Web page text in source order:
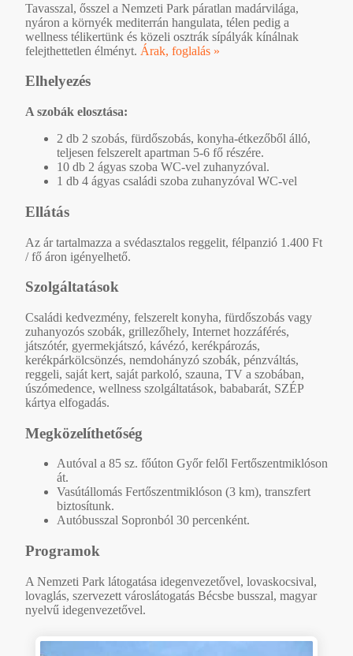
Tavasszal, ősszel a Nemzeti Park páratlan madárvilága,
nyáron a környék mediterrán hangulata, télen pedig a
wellness télikertünk és közeli osztrák sípályák kínálnak
felejthettetlen élményt. Árak, foglalás »
Elhelyezés
A szobák elosztása:
2 db 2 szobás, fürdőszobás, konyha-étkezőből álló,
teljesen felszerelt apartman 5-6 fő részére.
10 db 2 ágyas szoba WC-vel zuhanyzóval.
1 db 4 ágyas családi szoba zuhanyzóval WC-vel
Ellátás
Az ár tartalmazza a svédasztalos reggelit, félpanzió 1.400 Ft
/ fő áron igényelhető.
Szolgáltatások
Családi kedvezmény, felszerelt konyha, fürdőszobás vagy
zuhanyozós szobák, grillezőhely, Internet hozzáférés,
játszótér, gyermekjátszó, kávézó, kerékpározás,
kerékpárkölcsönzés, nemdohányzó szobák, pénzváltás,
reggeli, saját kert, saját parkoló, szauna, TV a szobában,
úszómedence, wellness szolgáltatások, bababarát, SZÉP
kártya elfogadás.
Megközelíthetőség
Autóval a 85 sz. főúton Győr felől Fertőszentmiklóson
át.
Vasútállomás Fertőszentmiklóson (3 km), transzfert
biztosítunk.
Autóbusszal Sopronból 30 percenként.
Programok
A Nemzeti Park látogatása idegenvezetővel, lovaskocsival,
lovaglás, szervezett városlátogatás Bécsbe busszal, magyar
nyelvű idegenvezetővel.